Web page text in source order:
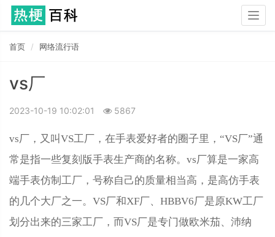
首页 网络流行语
vs厂
2023-10-19 10:02:01 5867
vs厂，又叫VS工厂，在手表爱好者的圈子里，“VS厂”通
常是指一些复刻版手表生产商的名称。vs厂算是一家高
端手表仿制工厂，号称自己的质量相当高，是高仿手表
的几个大厂之一。VS厂和XF厂、HBBV6厂是原KW工厂
划分出来的三家工厂，而VS厂是专门做欧米茄、沛纳